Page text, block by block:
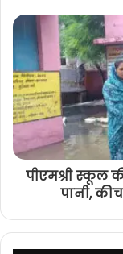
पीएमश्री स्कूल
पानी,